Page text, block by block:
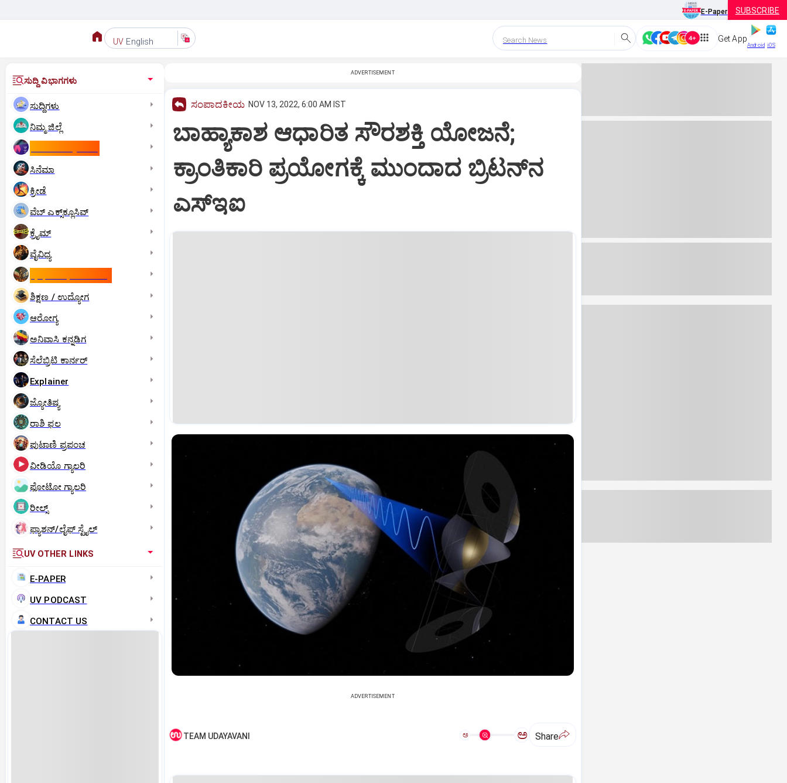
E-Paper SUBSCRIBE
UV English Search News Get App
Android iOS
ಸುದ್ದಿ ವಿಭಾಗಗಳು
ಸುದ್ದಿಗಳು
ನಿಮ್ಮ ಜಿಲ್ಲೆ
ಸಿನೆಮಾ
ಕ್ರೀಡೆ
ವೆಬ್ ಎಕ್ಸ್‌ಕ್ಲೂಸಿವ್
ಕ್ರೈಮ್
ವೈವಿಧ್ಯ
ಶಿಕ್ಷಣ / ಉದ್ಯೋಗ
ಆರೋಗ್ಯ
ಅನಿವಾಸಿ ಕನ್ನಡಿಗ
ಸೆಲೆಬ್ರಿಟಿ ಕಾರ್ನರ್‌
Explainer
ಜ್ಯೋತಿಷ್ಯ
ರಾಶಿ ಫಲ
ಪುಟಾಣಿ ಪ್ರಪಂಚ
ವೀಡಿಯೊ ಗ್ಯಾಲರಿ
ಫೋಟೋ ಗ್ಯಾಲರಿ
ರೀಲ್ಸ್
ಫ್ಯಾಶನ್/ಲೈಫ್‌ ಸ್ಟೈಲ್
UV OTHER LINKS
E-PAPER
UV PODCAST
CONTACT US
ADVERTISEMENT
ಸಂಪಾದಕೀಯ NOV 13, 2022, 6:00 AM IST
ಬಾಹ್ಯಾಕಾಶ ಆಧಾರಿತ ಸೌರಶಕ್ತಿ ಯೋಜನೆ;
ಕ್ರಾಂತಿಕಾರಿ ಪ್ರಯೋಗಕ್ಕೆ ಮುಂದಾದ ಬ್ರಿಟನ್‌ನ
ಎಸ್‌ಇಐ
ADVERTISEMENT
TEAM UDAYAVANI ಅ ಅ Share